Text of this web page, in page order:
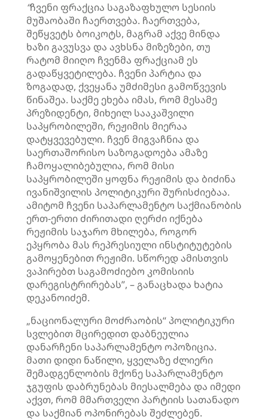
“ჩვენი ფრაქცია საგაზაფხულო სესიის
მუშაობაში ჩაერთვება. ჩაერთვება,
შეწყვეტს ბოიკოტს, მაგრამ აქვე მინდა
ხაზი გავუსვა და ავხსნა მიზეზები, თუ
რატომ მიიღო ჩვენმა ფრაქციამ ეს
გადაწყვეტილება. ჩვენი პარტია და
ზოგადად, ქვეყანა უმძიმესი გამოწვევის
წინაშეა. საქმე ეხება იმას, რომ მესამე
პრეზიდენტი, მიხეილ სააკაშვილი
საპყრობილეში, რეჟიმის მიერაა
დატყვევებული. ჩვენ მიგვაჩნია და
საერთაშორისო საზოგადოება ამაზე
ჩამოყალიბებულია, რომ მისი
საპყრობილეში ყოფნა რეჟიმის და ბიძინა
ივანიშვილის პოლიტიკური შურისძიებაა.
ამიტომ ჩვენი საპარლამენტო საქმიანობის
ერთ-ერთი ძირითადი ღერძი იქნება
რეჟიმის საჯარო მხილება, როგორ
ეპყრობა მას რეპრესიული ინსტიტუტების
გამოყენებით რეჟიმი. სწორედ ამისთვის
ვაპირებთ საგამოძიებო კომისიის
დარეგისტრირებას”, – განაცხადა ხატია
დეკანოიძემ.
„ნაციონალური მოძრაობის“ პოლიტიკური
სვლებით მცირედით დაბნეულია
დანარჩენი საპარლამენტო ოპოზიცია.
მათი დიდი ნაწილი, ყველაზე ძლიერი
შემადგენლობის მქონე საპარლამენტო
ჯგუფის დაბრუნებას მიესალმება და იმედი
აქვთ, რომ მმართველი პარტიის სათანადო
და საქმიან ოპონირებას შეძლებენ.